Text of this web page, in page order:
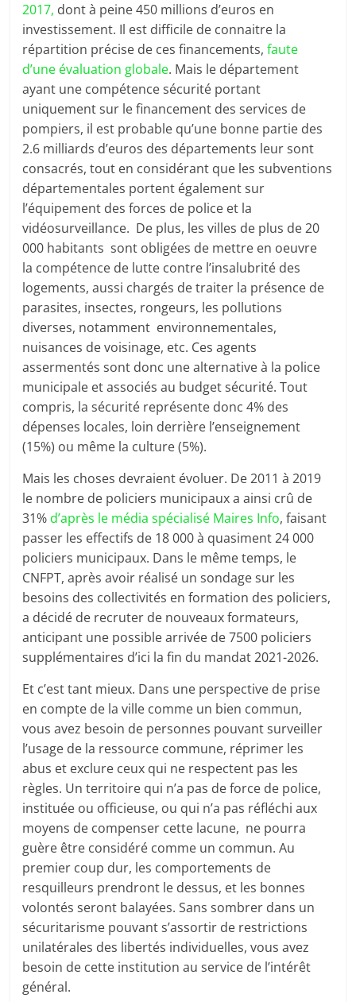
2017, dont à peine 450 millions d’euros en
investissement. Il est difficile de connaitre la
répartition précise de ces financements,faute
d’une évaluation globale. Mais le département
ayant une compétence sécurité portant
uniquement sur le financement des services de
pompiers, il est probable qu’une bonne partie des
2.6 milliards d’euros des départements leur sont
consacrés, tout en considérant que les subventions
départementales portent également sur
l’équipement des forces de police et la
vidéosurveillance. De plus, les villes de plus de 20
000 habitants sont obligées de mettre en oeuvre
la compétence de lutte contre l’insalubrité des
logements, aussi chargés de traiter la présence de
parasites, insectes, rongeurs, les pollutions
diverses, notamment environnementales,
nuisances de voisinage, etc. Ces agents
assermentés sont donc une alternative à la police
municipale et associés au budget sécurité. Tout
compris, la sécurité représente donc 4% des
dépenses locales, loin derrière l’enseignement
(15%) ou même la culture (5%).
Mais les choses devraient évoluer. De 2011 à 2019
le nombre de policiers municipaux a ainsi crû de
31% d’après le média spécialisé Maires Info, faisant
passer les effectifs de 18 000 à quasiment 24 000
policiers municipaux. Dans le même temps, le
CNFPT, après avoir réalisé un sondage sur les
besoins des collectivités en formation des policiers,
a décidé de recruter de nouveaux formateurs,
anticipant une possible arrivée de 7500 policiers
supplémentaires d’ici la fin du mandat 2021-2026.
Et c’est tant mieux. Dans une perspective de prise
en compte de la ville comme un bien commun,
vous avez besoin de personnes pouvant surveiller
l’usage de la ressource commune, réprimer les
abus et exclure ceux qui ne respectent pas les
règles. Un territoire qui n’a pas de force de police,
instituée ou officieuse, ou qui n’a pas réfléchi aux
moyens de compenser cette lacune, ne pourra
guère être considéré comme un commun. Au
premier coup dur, les comportements de
resquilleurs prendront le dessus, et les bonnes
volontés seront balayées. Sans sombrer dans un
sécuritarisme pouvant s’assortir de restrictions
unilatérales des libertés individuelles, vous avez
besoin de cette institution au service de l’intérêt
général.